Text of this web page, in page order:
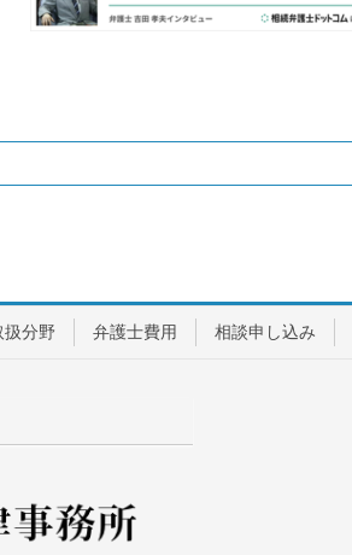
扱分野 弁護士費用 相談申し込み